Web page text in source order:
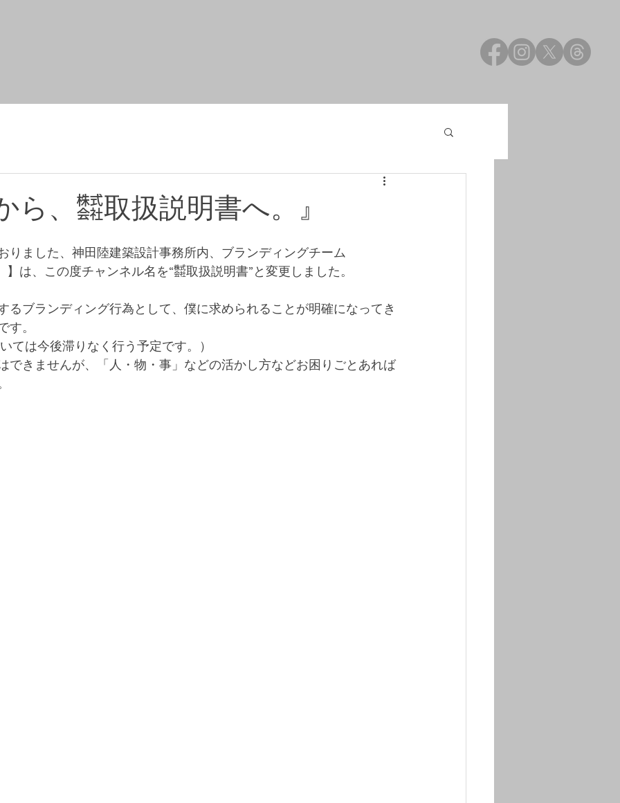
ら、㍿取扱説明書へ。』
りました、神田陸建築設計事務所内、ブランディングチーム
は、この度チャンネル名を“㍿取扱説明書”と変更しました。
るブランディング行為として、僕に求められることが明確になってき
す。
ては今後滞りなく行う予定です。）
できませんが、「人・物・事」などの活かし方などお困りごとあれば